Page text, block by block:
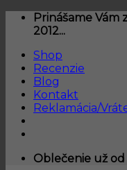
Skip
Prinášame Vám
2012...
Shop
Recenzie
Blog
Kontakt
Reklamácia/
Oblečenie už od